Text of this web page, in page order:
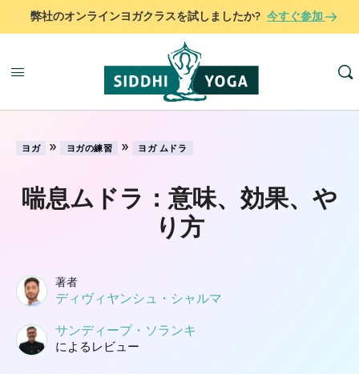
弊社のオンラインヨガクラスを試しましたか? 今すぐ参加
ヨガ » ヨガの練習 » ヨガ ムドラ
喘息ムドラ：意味、効果、や
り方
著者
ディヴィヤンシュ・シャルマ
サンディープ・ソランキ
によるレビュー